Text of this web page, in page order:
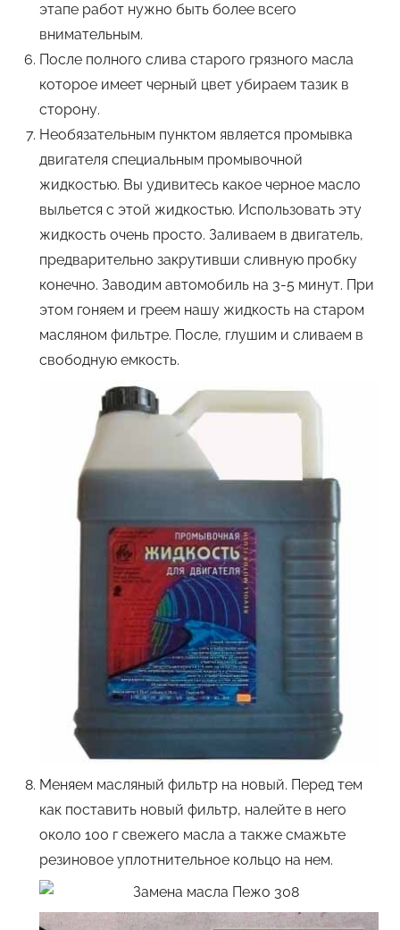
этапе работ нужно быть более всего
внимательным.
После полного слива старого грязного масла
которое имеет черный цвет убираем тазик в
сторону.
Необязательным пунктом является промывка
двигателя специальным промывочной
жидкостью. Вы удивитесь какое черное масло
выльется с этой жидкостью. Использовать эту
жидкость очень просто. Заливаем в двигатель,
предварительно закрутивши сливную пробку
конечно. Заводим автомобиль на 3-5 минут. При
этом гоняем и греем нашу жидкость на старом
масляном фильтре. После, глушим и сливаем в
свободную емкость.
Меняем масляный фильтр на новый. Перед тем
как поставить новый фильтр, налейте в него
около 100 г свежего масла а также смажьте
резиновое уплотнительное кольцо на нем.